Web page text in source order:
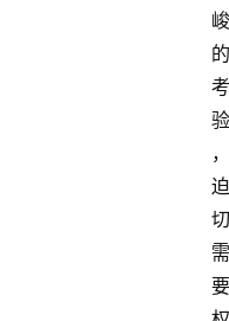
峻
的
考
验
，
迫
切
需
要